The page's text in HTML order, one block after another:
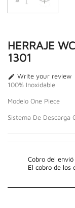
HERRAJE
1301
 Write your review
100% Inoxidable
Modelo One Piece
Sistema De Descarga
Cobro del
El cobro de los